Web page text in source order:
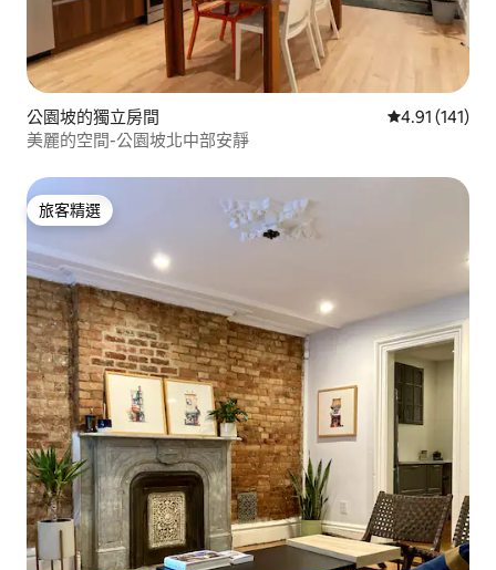
公園坡的獨立房間 從 141 則評價
4.91 (141)
美麗的空間-公園坡北中部安靜
旅客精選
旅客精選